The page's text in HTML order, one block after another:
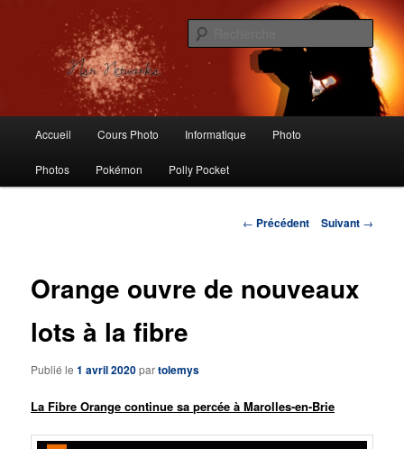
Nsr Networks – Labo Ubuntu
Logiciels libres, Photographie, Informatique, Polly Pocket, Vintage Toys
principal
Accueil Cours Photo Informatique Photo
Photos Pokémon Polly Pocket
Navigation
← Précédent Suivant →
Orange ouvre de nouveaux
lots à la fibre
Publié le1 avril 2020partolemys
La Fibre Orange continue sa percée à Marolles-en-Brie